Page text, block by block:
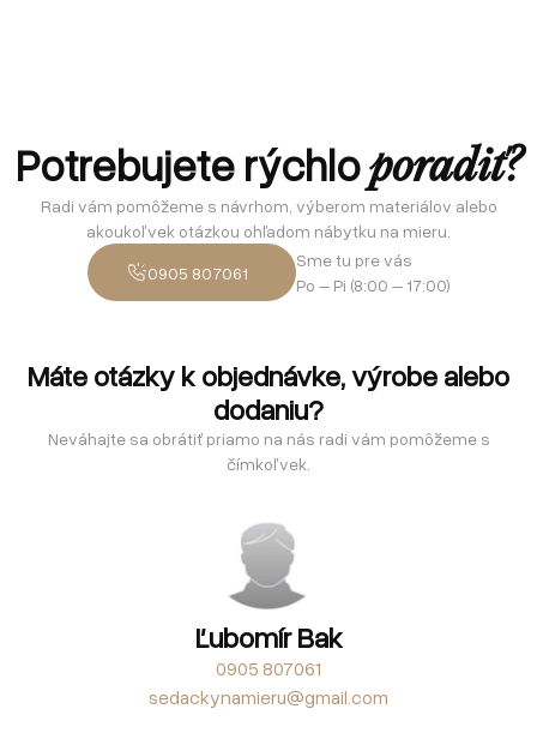
Potrebujete rýchloporadiť?
Radi vám pomôžeme s návrhom, výberom materiálov alebo
akoukoľvek otázkou ohľadom nábytku na mieru.
0905 807061
Sme tu pre vás
Po – Pi (8:00 – 17:00)
Máte otázky k objednávke, výrobe alebo
dodaniu?
Neváhajte sa obrátiť priamo na nás radi vám pomôžeme s
čímkoľvek.
Ľubomír Bak
0905 807061
sedackynamieru@gmail.com